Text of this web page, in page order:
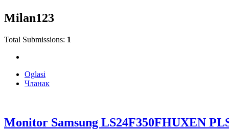
Milan123
Total Submissions: 1
Oglasi
Чланак
Monitor Samsung LS24F350FHUXEN